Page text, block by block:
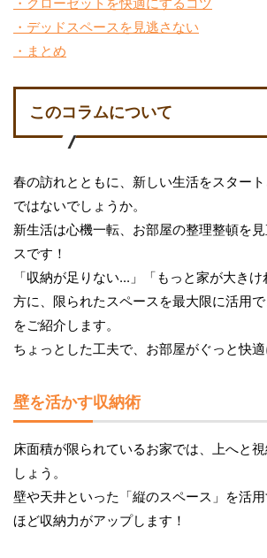
・デッドスペースを見逃さない
・まとめ
このコラムについて
春の訪れとともに、新しい生活をスター
ではないでしょうか。
新生活は心機一転、お部屋の整理整頓を
スです！
「収納が足りない...」「もっと家が大き
方に、限られたスペースを最大限に活用
をご紹介します。
ちょっとした工夫で、お部屋がぐっと快適
壁を活かす収納術
床面積が限られているお家では、上へと
しょう。
壁や天井といった「縦のスペース」を活
ほど収納力がアップします！